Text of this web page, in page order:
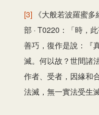
[3] 《大般若波羅蜜
部 · T0220：「時，
善巧，復作是說：『
滅。何以故？世間諸
作者、受者，因緣和
法滅，無一實法受